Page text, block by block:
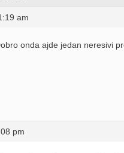
am
onda ajde jedan neresivi
pm